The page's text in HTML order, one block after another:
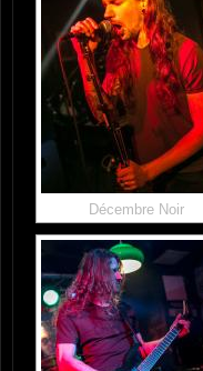
Décembre Noir